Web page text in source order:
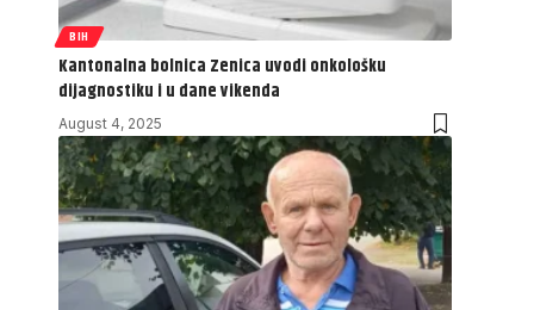
BIH
Kantonalna bolnica Zenica uvodi onkološku
dijagnostiku i u dane vikenda
August 4, 2025